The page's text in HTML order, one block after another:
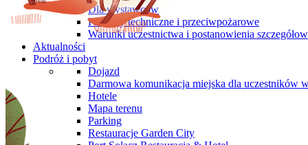
Dla wystawców
Przepisy techniczne i przeciwpożarowe
Warunki uczestnictwa i postanowienia
Aktualności
Podróż i pobyt
Dojazd
Darmowa komunikacja miejska dla uczestników
Hotele
Mapa terenu
Parking
Restauracje Garden City